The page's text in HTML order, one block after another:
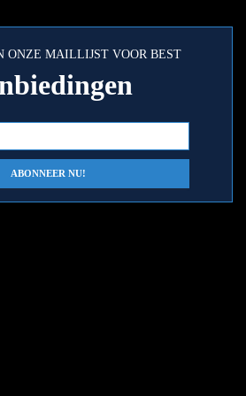
ONZE MAILLIJST VOOR BEST